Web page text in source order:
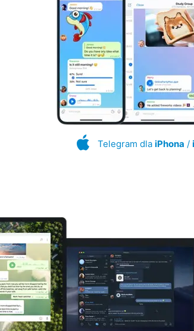
Telegram dla iPhona /